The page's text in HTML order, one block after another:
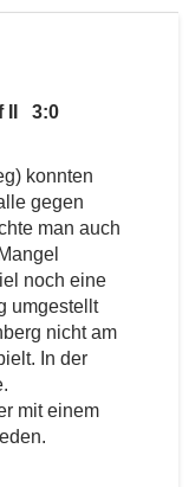
II 3:0
konnten
gegen
man auch
noch eine
umgestellt
nicht am
In der
mit einem